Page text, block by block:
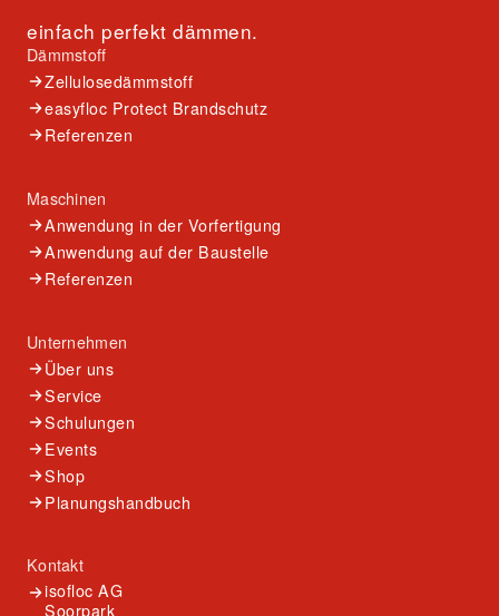
einfach perfekt dämmen.
Dämmstoff
Zellulosedämmstoff
easyfloc Protect Brandschutz
Referenzen
Maschinen
Anwendung in der Vorfertigung
Anwendung auf der Baustelle
Referenzen
Unternehmen
Über uns
Service
Schulungen
Events
Shop
Planungshandbuch
Kontakt
isofloc AG
Soorpark